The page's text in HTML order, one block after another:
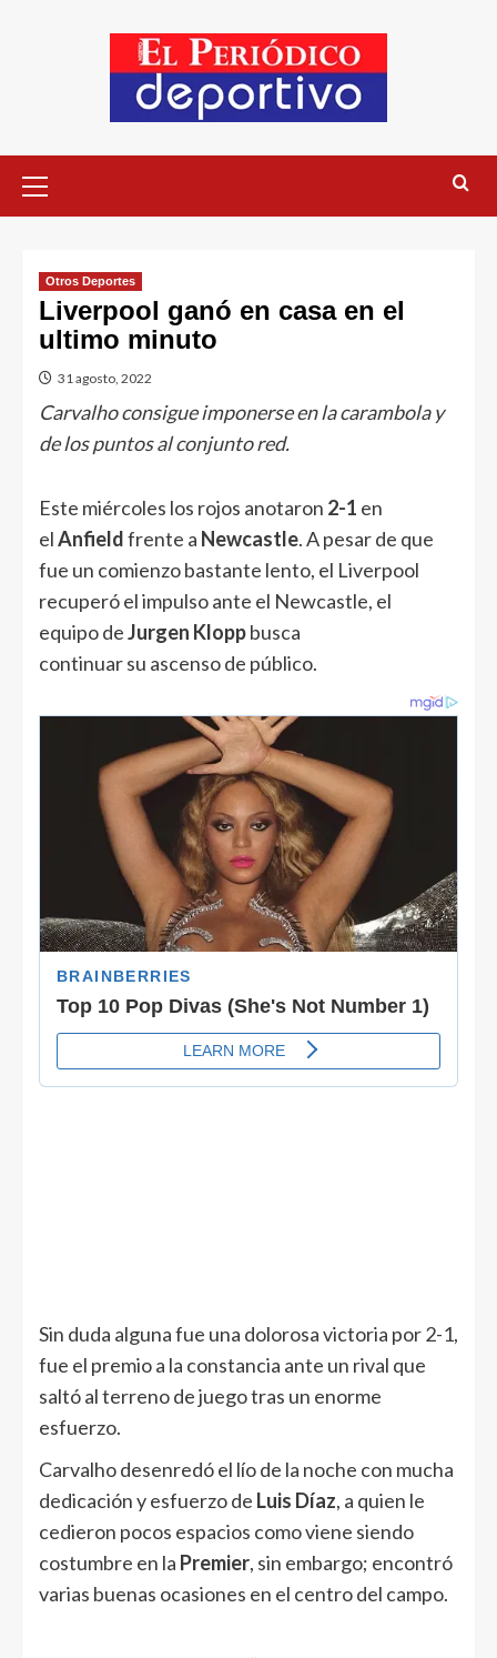
Otros Deportes
Liverpool ganó en casa en el
ultimo minuto
31 agosto, 2022
Carvalho consigue imponerse en la carambola y
de los puntos al conjunto red.
Este miércoles los rojos anotaron 2-1 en
elAnfieldfrente a Newcastle. A pesar de que
fue un comienzo bastante lento, el Liverpool
recuperó el impulso ante el Newcastle, el
equipo deJurgen Kloppbusca
continuar su ascenso de público.
Sin duda alguna fue una dolorosa victoria por 2-1,
fue el premio a la constancia ante un rival que
saltó al terreno de juego tras un enorme
esfuerzo.
Carvalho desenredó el lío de la noche con mucha
dedicación y esfuerzo de Luis Díaz, a quien le
cedieron pocos espacios como viene siendo
costumbre en la Premier, sin embargo; encontró
varias buenas ocasiones en el centro del campo.